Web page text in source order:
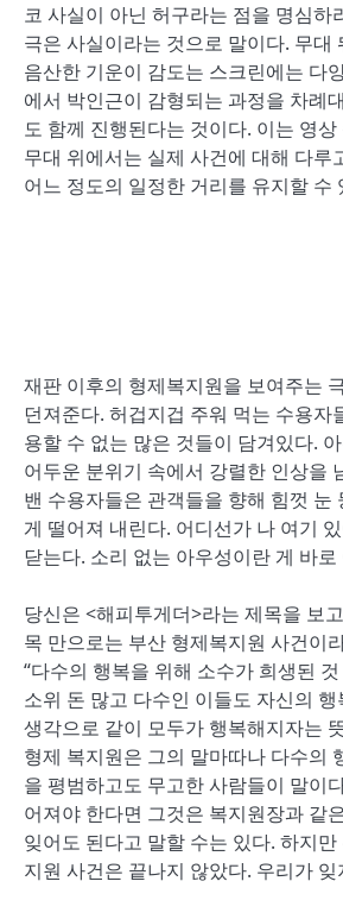
코 사실이 아닌 허구라는 점을 명심
극은 사실이라는 것으로 말이다. 무
음산한 기운이 감도는 스크린에는 다
에서 박인근이 감형되는 과정을 차례
도 함께 진행된다는 것이다. 이는 영
무대 위에서는 실제 사건에 대해 다
어느 정도의 일정한 거리를 유지할
재판 이후의 형제복지원을 보여주는
던져준다. 허겁지겁 주워 먹는 수용
용할 수 없는 많은 것들이 담겨있다.
어두운 분위기 속에서 강렬한 인상을
밴 수용자들은 관객들을 향해 힘껏
게 떨어져 내린다. 어디선가 나 여기
닫는다. 소리 없는 아우성이란 게 바
당신은 <해피투게더>라는 제목을 보
목 만으로는 부산 형제복지원 사건이
“다수의 행복을 위해 소수가 희생된
소위 돈 많고 다수인 이들도 자신의
생각으로 같이 모두가 행복해지자는
형제 복지원은 그의 말마따나 다수의
을 평범하고도 무고한 사람들이 말이
어져야 한다면 그것은 복지원장과 같
잊어도 된다고 말할 수는 있다. 하지
지원 사건은 끝나지 않았다. 우리가